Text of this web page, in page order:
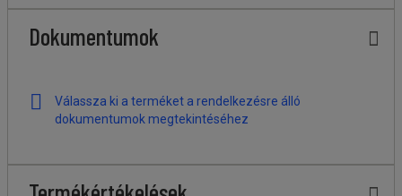
Dokumentumok
Válassza ki a terméket a rendelkezésre álló
dokumentumok megtekintéséhez